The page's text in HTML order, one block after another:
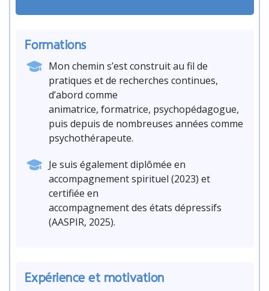
Formations
Mon chemin s’est construit au fil de
pratiques et de recherches continues,
d’abord comme
animatrice, formatrice, psychopédagogue,
puis depuis de nombreuses années comme
psychothérapeute.
Je suis également diplômée en
accompagnement spirituel (2023) et
certifiée en
accompagnement des états dépressifs
(AASPIR, 2025).
Expérience et motivation